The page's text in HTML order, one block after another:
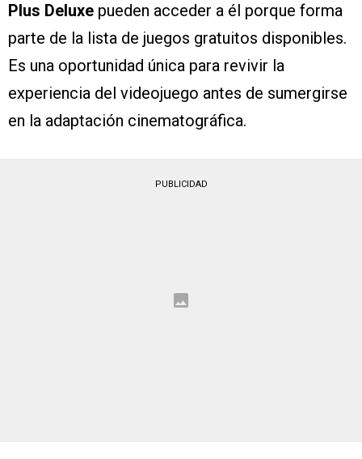
Plus Deluxe pueden acceder a él porque forma
parte de la lista de juegos gratuitos disponibles.
Es una oportunidad única para revivir la
experiencia del videojuego antes de sumergirse
en la adaptación cinematográfica.
PUBLICIDAD